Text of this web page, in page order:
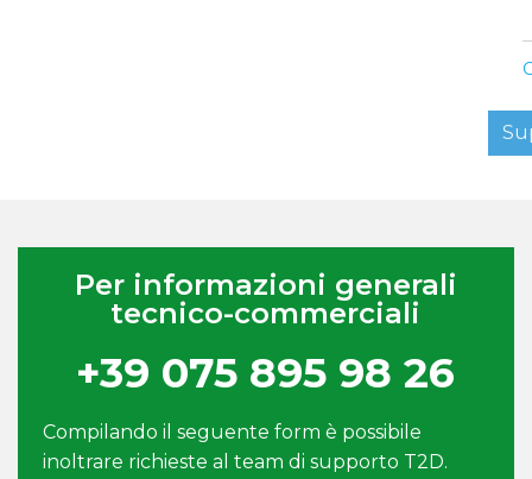
Per informazioni generali
tecnico-commerciali
+39 075 895 98 26
Compilando il seguente form è possibile
inoltrare richieste al team di supporto T2D.